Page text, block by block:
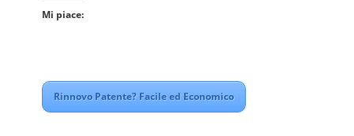
Mi piace:
Rinnovo Patente? Facile ed Economico